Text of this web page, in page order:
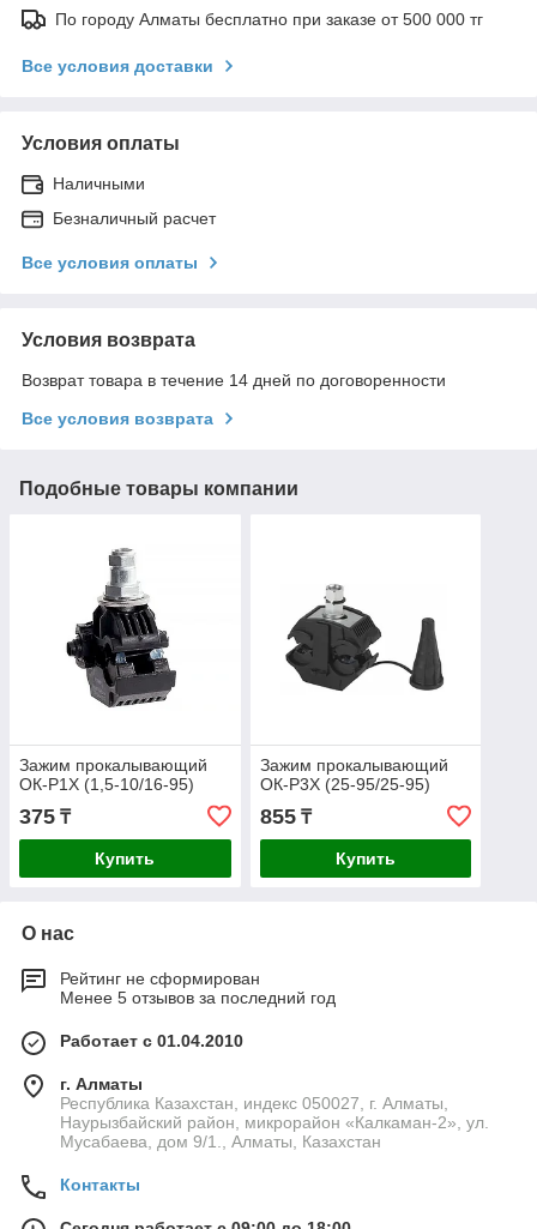
По городу Алматы бесплатно при заказе от 500 000 тг
Все условия доставки
Условия оплаты
Наличными
Безналичный расчет
Все условия оплаты
Условия возврата
Возврат товара в течение 14 дней по договоренности
Все условия возврата
Подобные товары компании
Зажим прокалывающий
ОК-Р1Х (1,5-10/16-95)
375 ₸
Купить
Зажим прокалывающий
ОК-Р3Х (25-95/25-95)
855₸
Купить
О нас
Рейтинг не сформирован
Менее 5 отзывов за последний год
Работает с 01.04.2010
г. Алматы
Республика Казахстан, индекс 050027, г. Алматы,
Наурызбайский район, микрорайон «Калкаман-2», ул.
Мусабаева, дом 9/1., Алматы, Казахстан
Контакты